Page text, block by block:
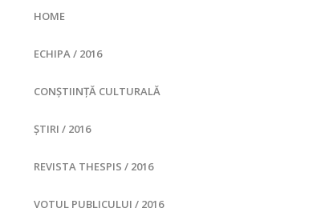
HOME
ECHIPA / 2016
CONȘTIINȚĂ CULTURALĂ
ȘTIRI / 2016
REVISTA THESPIS / 2016
VOTUL PUBLICULUI / 2016